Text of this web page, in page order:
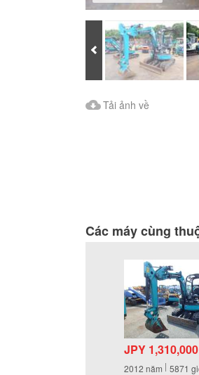
Prev
Tải ảnh về
Các máy cùng
JPY 1,310,000
2012 năm 5871